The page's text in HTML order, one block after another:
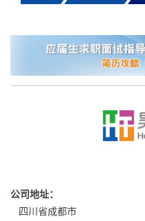
公司地址：
四川省成都市